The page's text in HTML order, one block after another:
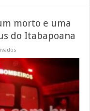
morto e uma
do Itabapoana
na
230
deixa
um
uma